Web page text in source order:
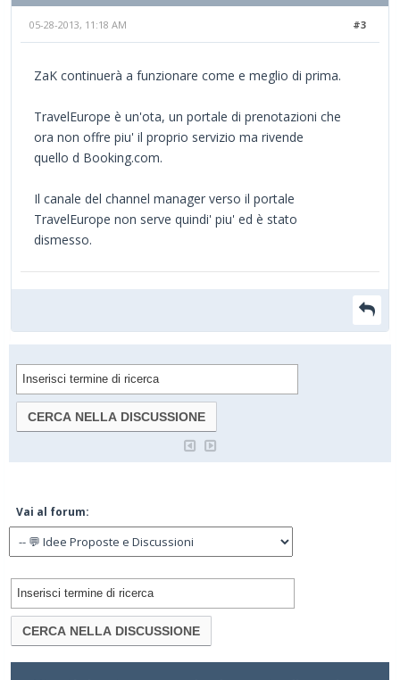
#3
05-28-2013, 11:18 AM
ZaK continuerà a funzionare come e meglio di prima.
TravelEurope è un'ota, un portale di prenotazioni che
ora non offre piu' il proprio servizio ma rivende
quello d Booking.com.
Il canale del channel manager verso il portale
TravelEurope non serve quindi' piu' ed è stato
dismesso.
Vai al forum: